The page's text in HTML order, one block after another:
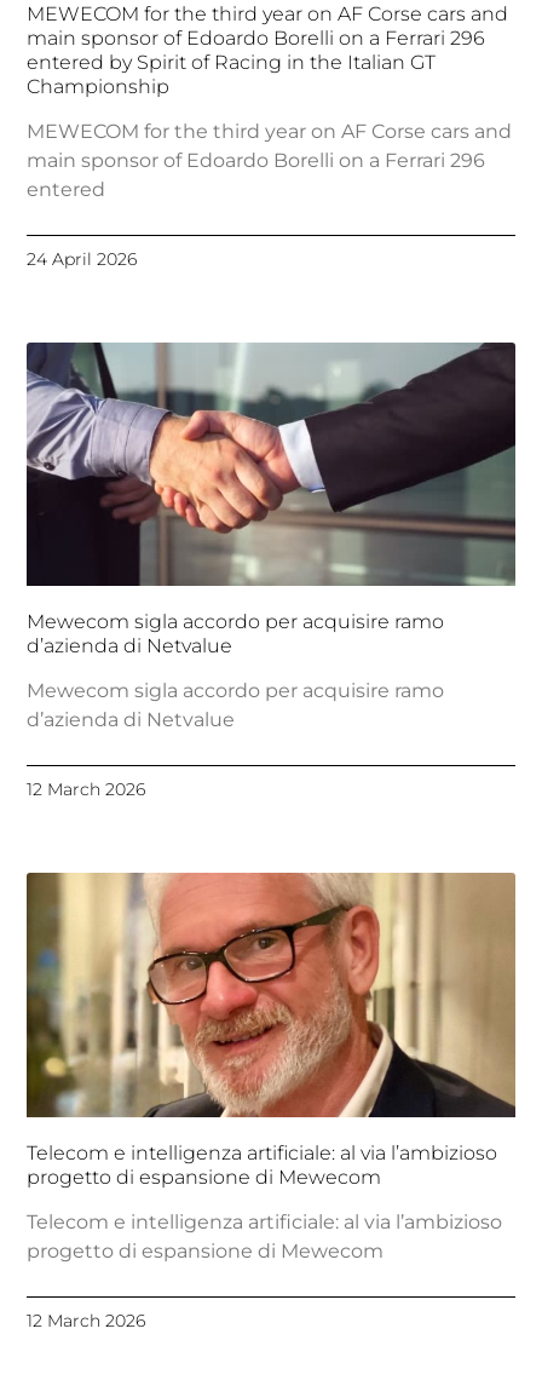
MEWECOM for the third year on AF Corse cars and
main sponsor of Edoardo Borelli on a Ferrari 296
entered by Spirit of Racing in the Italian GT
Championship
MEWECOM for the third year on AF Corse cars and
main sponsor of Edoardo Borelli on a Ferrari 296
entered
24 April 2026
Mewecom sigla accordo per acquisire ramo
d’azienda di Netvalue
Mewecom sigla accordo per acquisire ramo
d’azienda di Netvalue
12 March 2026
Telecom e intelligenza artificiale: al via l’ambizioso
progetto di espansione di Mewecom
Telecom e intelligenza artificiale: al via l’ambizioso
progetto di espansione di Mewecom
12 March 2026